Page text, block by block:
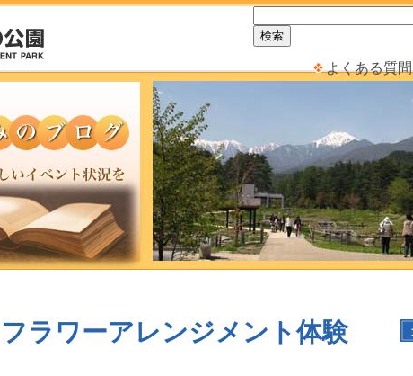
よくある質問
フラワーアレンジメント体験